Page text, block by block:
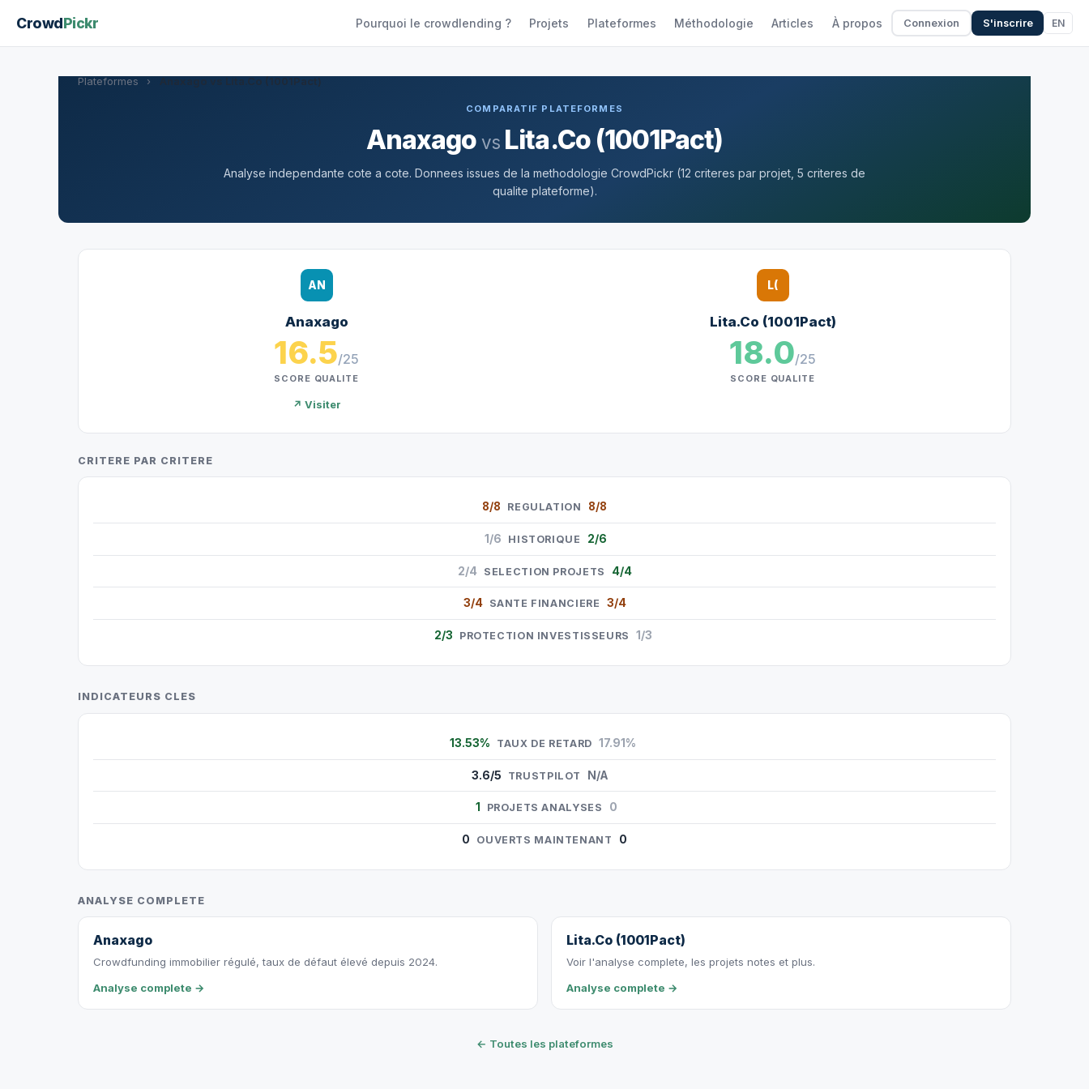
CrowdPickr Pourquoi le crowdlending ? Projets Plateformes Méthodologie Articles À propos Connexion S'inscrire EN
Plateformes › Anaxago vs Lita.Co (1001Pact)
COMPARATIF PLATEFORMES
Anaxagovs Lita.Co (1001Pact)
Analyse independante cote a cote. Donnees issues de la methodologie CrowdPickr (12 criteres par projet, 5 criteres de
qualite plateforme).
AN
Anaxago
16.5/25
SCORE QUALITE
↗ Visiter
L(
Lita.Co (1001Pact)
18.0/25
SCORE QUALITE
CRITERE PAR CRITERE
8/8 REGULATION 8/8
1/6 HISTORIQUE 2/6
2/4 SELECTION PROJETS 4/4
3/4 SANTE FINANCIERE 3/4
2/3 PROTECTION INVESTISSEURS 1/3
INDICATEURS CLES
13.53% TAUX DE RETARD 17.91%
3.6/5 TRUSTPILOT N/A
1 PROJETS ANALYSES 0
0 OUVERTS MAINTENANT 0
ANALYSE COMPLETE
Anaxago
Crowdfunding immobilier régulé, taux de défaut élevé depuis 2024.
Analyse complete →
Lita.Co (1001Pact)
Voir l'analyse complete, les projets notes et plus.
Analyse complete →
← Toutes les plateformes